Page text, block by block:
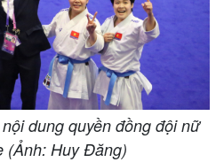
dung quyền đồng đội nữ
(Ảnh: Huy Đăng)